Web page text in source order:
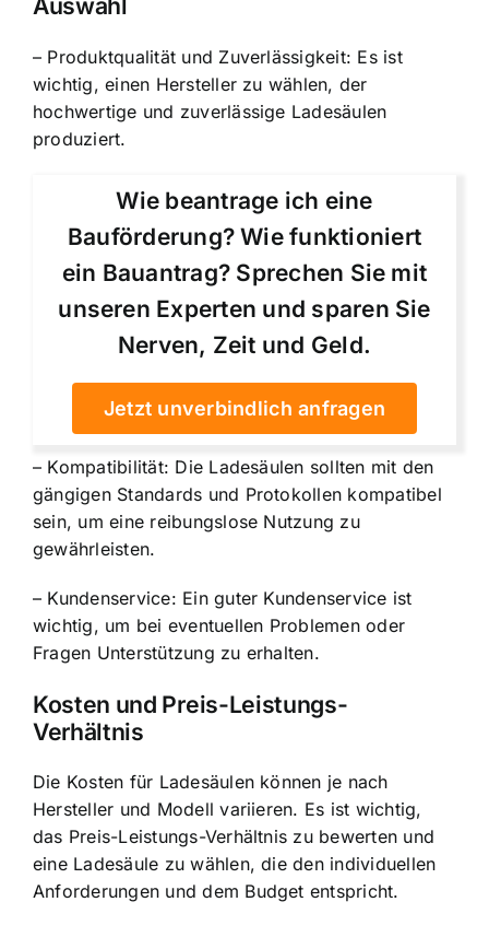
Auswahl
– Produktqualität und Zuverlässigkeit: Es ist
wichtig, einen Hersteller zu wählen, der
hochwertige und zuverlässige Ladesäulen
produziert.
Wie beantrage ich eine
Bauförderung? Wie funktioniert
ein Bauantrag? Sprechen Sie mit
unseren Experten und sparen Sie
Nerven, Zeit und Geld.
Jetzt unverbindlich anfragen
– Kompatibilität: Die Ladesäulen sollten mit den
gängigen Standards und Protokollen kompatibel
sein, um eine reibungslose Nutzung zu
gewährleisten.
– Kundenservice: Ein guter Kundenservice ist
wichtig, um bei eventuellen Problemen oder
Fragen Unterstützung zu erhalten.
Kosten und Preis-Leistungs-
Verhältnis
Die Kosten für Ladesäulen können je nach
Hersteller und Modell variieren. Es ist wichtig,
das Preis-Leistungs-Verhältnis zu bewerten und
eine Ladesäule zu wählen, die den individuellen
Anforderungen und dem Budget entspricht.